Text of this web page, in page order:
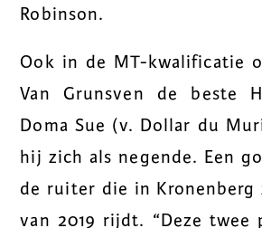
Robinson.
Ook in de MT-kwalificatie
Van Grunsven de beste
Doma Sue (v. Dollar du
hij zich als negende. Een
de ruiter die in Kronenberg
van 2019 rijdt. “Deze twee